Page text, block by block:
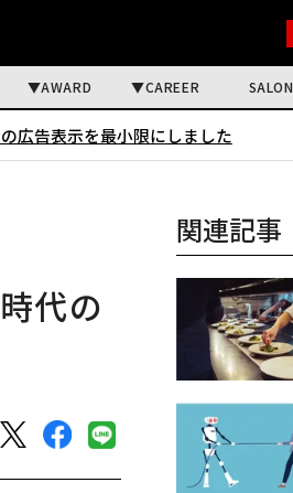
AWARD CAREER SALON
広告表示を最小限にしました
代の
関連記事